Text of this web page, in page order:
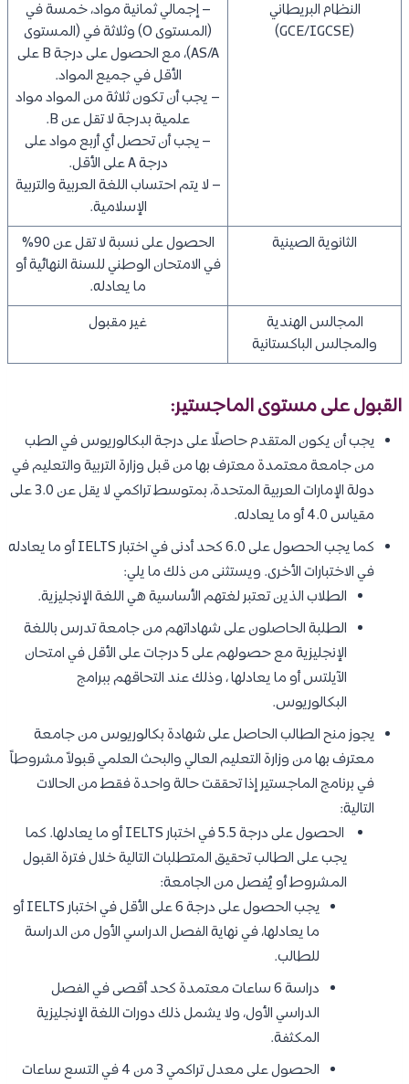
النظام البريطاني
(GCE/IGCSE)
– إجمالي ثمانية مواد، خمسة في
(المستوى O) وثلاثة في (المستوى
AS/A)، مع الحصول على درجة B على
الأقل في جميع المواد.
– يجب أن تكون ثلاثة من المواد مواد
علمية بدرجة لا تقل عن B.
– يجب أن تحصل أي أربع مواد على
درجة A على الأقل.
– لا يتم احتساب اللغة العربية والتربية
الإسلامية.
الثانوية الصينية
الحصول على نسبة لا تقل عن 90%
في الامتحان الوطني للسنة النهائية أو
ما يعادله.
المجالس الهندية
والمجالس الباكستانية
غير مقبول
القبول على مستوى الماجستير:
يجب أن يكون المتقدم حاصلًا على درجة البكالوريوس في الطب
من جامعة معتمدة معترف بها من قبل وزارة التربية والتعليم في
دولة الإمارات العربية المتحدة، بمتوسط تراكمي لا يقل عن 3.0 على
مقياس 4.0 أو ما يعادله.
كما يجب الحصول على 6.0 كحد أدنى في اختبار IELTS أو ما يعادله
في الاختبارات الأخرى. ويستثنى من ذلك ما يلي:
الطلاب الذين تعتبر لغتهم الأساسية هي اللغة الإنجليزية.
الطلبة الحاصلون على شهاداتهم من جامعة تدرس باللغة
الإنجليزية مع حصولهم على 5 درجات على الأقل في امتحان
الآيلتس أو ما يعادلها ، وذلك عند التحاقهم ببرامج
البكالوريوس.
يجوز منح الطالب الحاصل على شهادة بكالوريوس من جامعة
معترف بها من وزارة التعليم العالي والبحث العلمي قبولاً مشروطاً
في برنامج الماجستير إذا تحققت حالة واحدة فقط من الحالات
التالية:
الحصول على درجة 5.5 في اختبار IELTS أو ما يعادلها. كما
يجب على الطالب تحقيق المتطلبات التالية خلال فترة القبول
المشروط أو يُفصل من الجامعة:
يجب الحصول على درجة 6 على الأقل في اختبار IELTS أو
ما يعادلها، في نهاية الفصل الدراسي الأول من الدراسة
للطالب.
دراسة 6 ساعات معتمدة كحد أقصى في الفصل
الدراسي الأول، ولا يشمل ذلك دورات اللغة الإنجليزية
المكثفة.
الحصول على معدل تراكمي 3 من 4 في التسع ساعات